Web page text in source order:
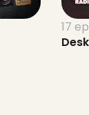
17